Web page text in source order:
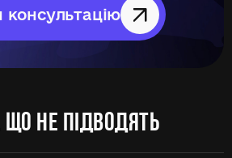
ЩО НЕ ПІДВОДЯТЬ